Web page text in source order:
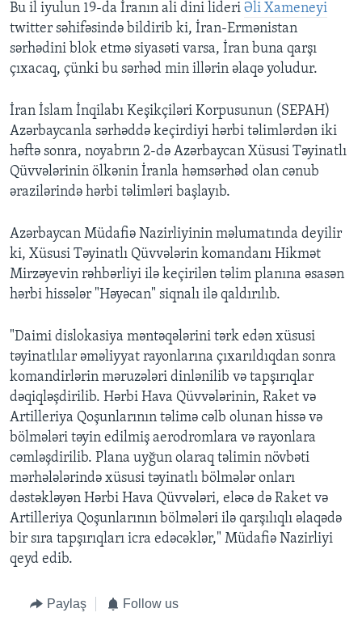
Bu il iyulun 19-da İranın ali dini lideri Əli Xameneyi
twitter səhifəsində bildirib ki, İran-Ermənistan
sərhədini blok etmə siyasəti varsa, İran buna qarşı
çıxacaq, çünki bu sərhəd min illərin əlaqə yoludur.
İran İslam İnqilabı Keşikçiləri Korpusunun (SEPAH)
Azərbaycanla sərhəddə keçirdiyi hərbi təlimlərdən iki
həftə sonra, noyabrın 2-də Azərbaycan Xüsusi Təyinatlı
Qüvvələrinin ölkənin İranla həmsərhəd olan cənub
ərazilərində hərbi təlimləri başlayıb.
Azərbaycan Müdafiə Nazirliyinin məlumatında deyilir
ki, Xüsusi Təyinatlı Qüvvələrin komandanı Hikmət
Mirzəyevin rəhbərliyi ilə keçirilən təlim planına əsasən
hərbi hissələr "Həyəcan" siqnalı ilə qaldırılıb.
"Daimi dislokasiya məntəqələrini tərk edən xüsusi
təyinatlılar əməliyyat rayonlarına çıxarıldıqdan sonra
komandirlərin məruzələri dinlənilib və tapşırıqlar
dəqiqləşdirilib. Hərbi Hava Qüvvələrinin, Raket və
Artilleriya Qoşunlarının təlimə cəlb olunan hissə və
bölmələri təyin edilmiş aerodromlara və rayonlara
cəmləşdirilib. Plana uyğun olaraq təlimin növbəti
mərhələlərində xüsusi təyinatlı bölmələr onları
dəstəkləyən Hərbi Hava Qüvvələri, eləcə də Raket və
Artilleriya Qoşunlarının bölmələri ilə qarşılıqlı əlaqədə
bir sıra tapşırıqları icra edəcəklər," Müdafiə Nazirliyi
qeyd edib.
Paylaş Follow us